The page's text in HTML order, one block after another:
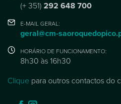
(+ 351) 292 648 700
E-MAIL GERAL:
geral@cm-
HORÁRIO DE FUNCIONAMENTO:
8h30 às 16h30
Clique para outros contactos do